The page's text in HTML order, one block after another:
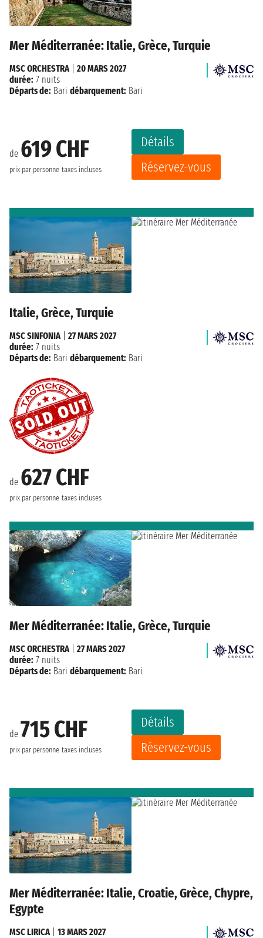
Mer Méditerranée: Italie, Grèce, Turquie
de 619 CHF
prix par personne taxes incluses
Détails
Réservez-vous
MSC ORCHESTRA| 20 MARS 2027
durée: 7 nuits
Départs de: Bari débarquement: Bari
Italie, Grèce, Turquie
de 627 CHF
prix par personne taxes incluses
MSC SINFONIA
27 MARS 2027
durée: 7 nuits
Départs de: Bari débarquement: Bari
Mer Méditerranée: Italie, Grèce, Turquie
de 715 CHF
prix par personne taxes incluses
Détails
Réservez-vous
MSC ORCHESTRA| 27 MARS 2027
durée: 7 nuits
Départs de: Bari débarquement: Bari
Mer Méditerranée: Italie, Croatie, Grèce, Chypre,
Egypte
MSC LIRICA
13 MARS 2027